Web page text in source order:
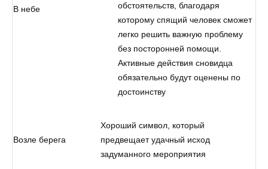
В небе
обстоятельств, благодаря
которому спящий человек сможет
легко решить важную проблему
без посторонней помощи.
Активные действия сновидца
обязательно будут оценены по
достоинству
Возле берега
Хороший символ, который
предвещает удачный исход
задуманного мероприятия